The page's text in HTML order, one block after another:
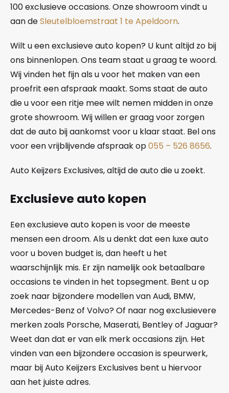
100 exclusieve occasions. Onze showroom vindt u
aan deSleutelbloemstraat 1 te Apeldoorn.
Wilt u een exclusieve auto kopen? U kunt altijd zo bij
ons binnenlopen. Ons team staat u graag te woord.
Wij vinden het fijn als u voor het maken van een
proefrit een afspraak maakt. Soms staat de auto
die u voor een ritje mee wilt nemen midden in onze
grote showroom. Wij willen er graag voor zorgen
dat de auto bij aankomst voor u klaar staat. Bel ons
voor een vrijblijvende afspraak op055 – 526 8656.
Auto Keijzers Exclusives, altijd de auto die u zoekt.
Exclusieve auto kopen
Een exclusieve auto kopen is voor de meeste
mensen een droom. Als u denkt dat een luxe auto
voor u boven budget is, dan heeft u het
waarschijnlijk mis. Er zijn namelijk ook betaalbare
occasions te vinden in het topsegment. Bent u op
zoek naar bijzondere modellen van Audi, BMW,
Mercedes-Benz of Volvo? Of naar nog exclusievere
merken zoals Porsche, Maserati, Bentley of Jaguar?
Weet dan dat er van elk merk occasions zijn. Het
vinden van een bijzondere occasion is speurwerk,
maar bij Auto Keijzers Exclusives bent u hiervoor
aan het juiste adres.